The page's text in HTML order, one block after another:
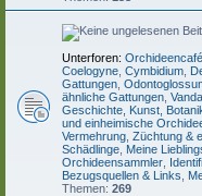
Unterforen: Orchideencafé
Coelogyne Cymbidium
Gattungen
ähnliche Gattungen
Geschichte, Kunst,
und einheimische
Vermehrung Züchtung &
Schädlinge Meine
Orchideensammler
Bezugsquellen & Links
Themen: 269